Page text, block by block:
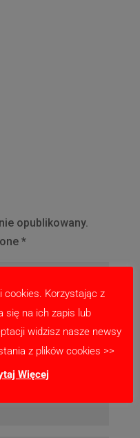
opublikowany.
*
cookies. Korzystając z
się na ich zapis lub
widzisz nasze newsy
z plików cookies >>
Więcej